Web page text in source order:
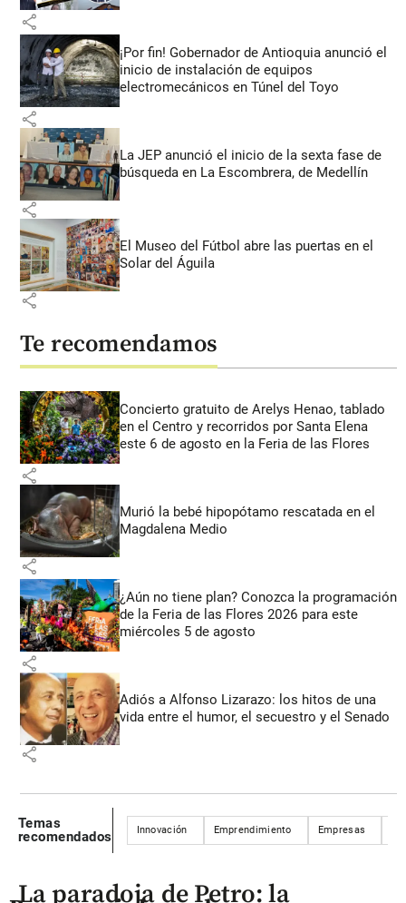
share
¡Por fin! Gobernador de Antioquia anunció el
inicio de instalación de equipos
electromecánicos en Túnel del Toyo
share
La JEP anunció el inicio de la sexta fase de
búsqueda en La Escombrera, de Medellín
share
El Museo del Fútbol abre las puertas en el
Solar del Águila
share
Te recomendamos
Concierto gratuito de Arelys Henao, tablado
en el Centro y recorridos por Santa Elena
este 6 de agosto en la Feria de las Flores
share
Murió la bebé hipopótamo rescatada en el
Magdalena Medio
share
¿Aún no tiene plan? Conozca la programación
de la Feria de las Flores 2026 para este
miércoles 5 de agosto
share
Adiós a Alfonso Lizarazo: los hitos de una
vida entre el humor, el secuestro y el Senado
share
Temas
recomendados
Innovación Emprendimiento Empresas
La paradoja de Petro: la